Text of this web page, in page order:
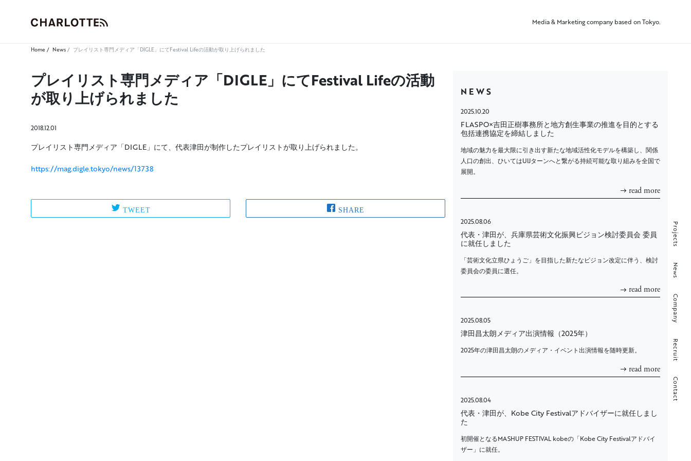
Media & Marketing company based on Tokyo.
Projects
News
Company
Recruit
Contact
Home News プレイリスト専門メディア「DIGLE」にてFestival Lifeの活動が取り上げられました
プレイリスト専門メディア「DIGLE」にてFestival Lifeの活動
が取り上げられました
2018.12.01
プレイリスト専門メディア「DIGLE」にて、代表津田が制作したプレイリストが取り上げられました。
https://mag.digle.tokyo/news/13738
TWEET SHARE
NEWS
2025.10.20
FLASPO×吉田正樹事務所と地方創生事業の推進を目的とする
包括連携協定を締結しました
地域の魅力を最大限に引き出す新たな地域活性化モデルを構築し、関係
人口の創出、ひいてはUIJターンへと繋がる持続可能な取り組みを全国で
展開。
read more
2025.08.06
代表・津田が、兵庫県芸術文化振興ビジョン検討委員会 委員
に就任しました
「芸術文化立県ひょうご」を目指した新たなビジョン改定に伴う、検討
委員会の委員に選任。
read more
2025.08.05
津田昌太朗メディア出演情報（2025年）
2025年の津田昌太朗のメディア・イベント出演情報を随時更新。
read more
2025.08.04
代表・津田が、Kobe City Festivalアドバイザーに就任しまし
た
初開催となるMASHUP FESTIVAL kobeの「Kobe City Festivalアドバイ
ザー」に就任。